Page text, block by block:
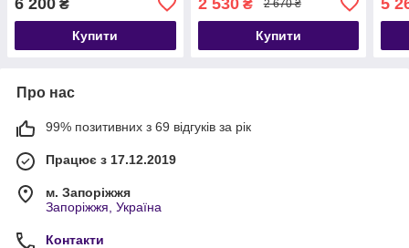
алюміній/
₴
Купити
₴ 2 670 ₴
Купити
Про нас
99% позитивних з 69 відгуків за рік
Працює з 17.12.2019
м. Запоріжжя
Запоріжжя, Україна
Контакти